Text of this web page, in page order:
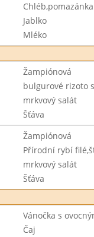
Jablko
Mléko
Žampiónová
bulgurové rizoto
mrkvový salát
Šťáva
Žampiónová
Přírodní rybí
mrkvový salát
Šťáva
Vánočka s
Čaj